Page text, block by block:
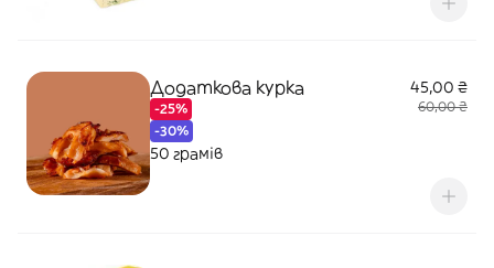
Додаткова курка
-25%
-30%
45,00 ₴
60,00 ₴
50 грамів